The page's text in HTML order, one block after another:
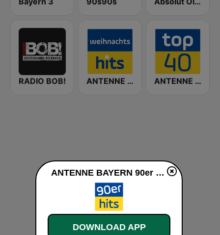
RADIO BOB! ANTENNE BAYERN Weihnachts Hits ANTENNE BAYERN Top 40
ANTENNE BAYERN 90er Hits live
DOWNLOAD APP